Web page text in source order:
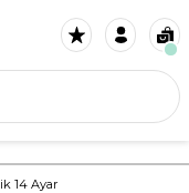
14 Ayar